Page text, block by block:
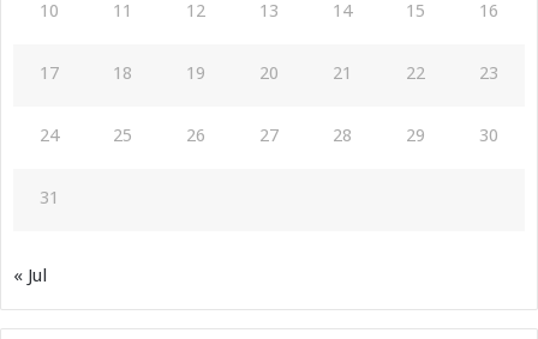
10 11 12 13 14 15 16
17 18 19 20 21 22 23
24 25 26 27 28 29 30
31
« Jul